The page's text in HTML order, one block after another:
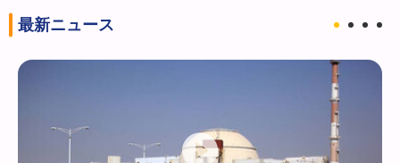
最新ニュース